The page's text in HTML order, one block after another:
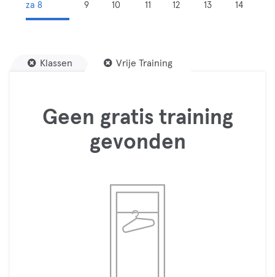
za 8
9
10
11
12
13
14
Klassen Vrije Training
Geen gratis training
gevonden